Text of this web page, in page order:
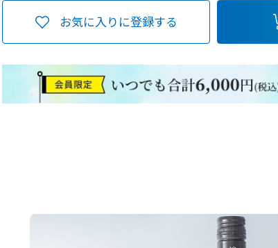
お気に入りに登録する